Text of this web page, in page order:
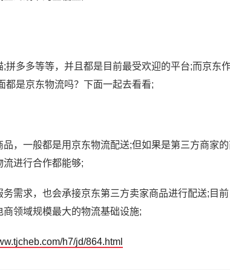
多多等等，并且都是目前最受欢迎的平台;而京东
都是京东物流吗？下面一起去看看;
，一般都是用京东物流配送;但如果是第三方商家的
进行合作都能够;
需求，也会承接京东第三方卖家商品进行配送;目
领域规模最大的物流基础设施;
h7/jd/864.html